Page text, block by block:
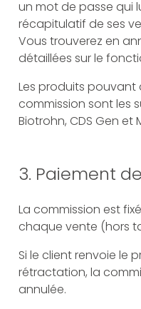
un mot de passe qui
récapitulatif de ses
Vous trouverez en
détaillées sur le
Les produits pouvant
commission sont les
Biotrohn, CDS Gen et
3. Paiement
La commission est
chaque vente (hors
Si le client renvoie le
rétractation, la
annulée.